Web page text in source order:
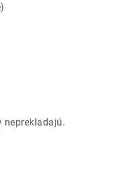
neprekladajú.